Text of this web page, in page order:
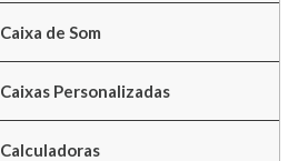
Caixa de Som
Caixas Personalizadas
Calculadoras